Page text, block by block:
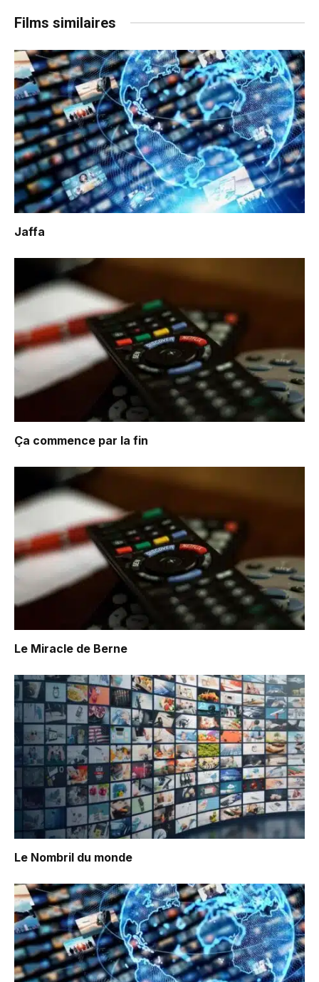
Films similaires
Jaffa
Ça commence par la fin
Le Miracle de Berne
Le Nombril du monde